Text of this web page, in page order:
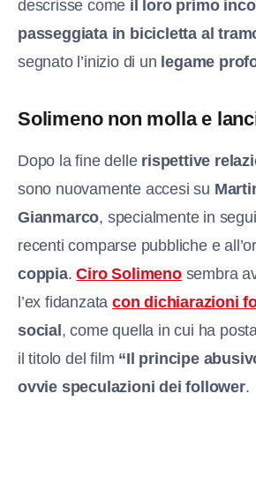
descrisse come il loro primo
passeggiata in bicicletta al
segnato l’inizio di un legame
Solimeno non molla e
Dopo la fine delle rispettive
sono nuovamente accesi su
Gianmarco, specialmente in
recenti comparse pubbliche e
coppia.Ciro Solimeno sembra
l’ex fidanzatacon dichiarazioni
social , come quella in cui ha
il titolo del film “Il principe
ovvie speculazioni dei follower.